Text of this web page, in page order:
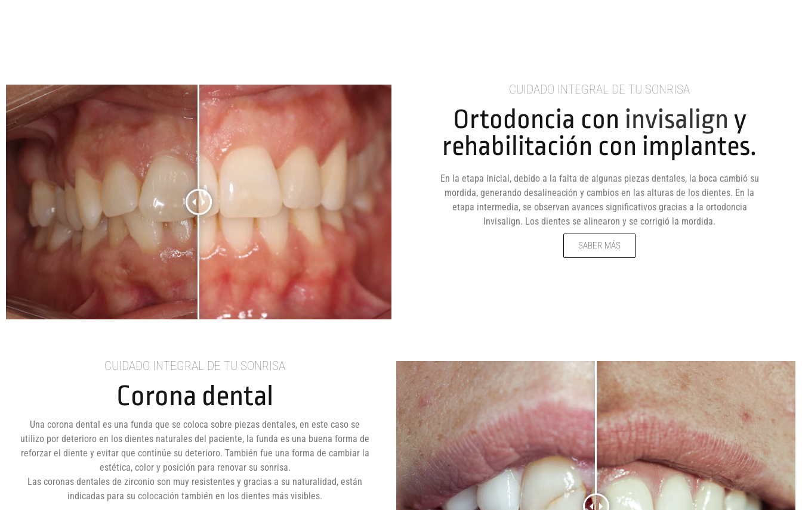
CUIDADO INTEGRAL DE TU SONRISA
Ortodoncia con invisalign y
rehabilitación con implantes.
En la etapa inicial, debido a la falta de algunas piezas dentales, la boca cambió su
mordida, generando desalineación y cambios en las alturas de los dientes. En la
etapa intermedia, se observan avances significativos gracias a la ortodoncia
Invisalign. Los dientes se alinearon y se corrigió la mordida.
SABER MÁS
CUIDADO INTEGRAL DE TU SONRISA
Corona dental
Una corona dental es una funda que se coloca sobre piezas dentales, en este caso se
utilizo por deterioro en los dientes naturales del paciente, la funda es una buena forma de
reforzar el diente y evitar que continúe su deterioro. También fue una forma de cambiar la
estética, color y posición para renovar su sonrisa.
Las coronas dentales de zirconio son muy resistentes y gracias a su naturalidad, están
indicadas para su colocación también en los dientes más visibles.